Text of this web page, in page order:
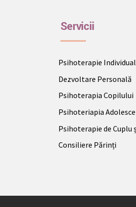
Servicii
Psihoterapie
Dezvoltare Personală
Psihoterapia Copilului
Psihoteriapia
Psihoterapie de Cuplu
Consiliere Părinți